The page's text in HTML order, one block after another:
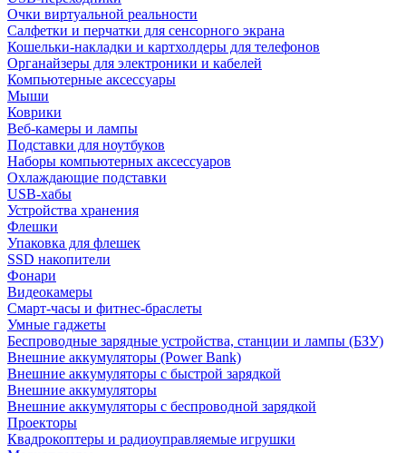
Очки виртуальной реальности
Салфетки и перчатки для сенсорного экрана
Кошельки-накладки и картхолдеры для телефонов
Органайзеры для электроники и кабелей
Компьютерные аксессуары
Мыши
Коврики
Веб-камеры и лампы
Подставки для ноутбуков
Наборы компьютерных аксессуаров
Охлаждающие подставки
USB-хабы
Устройства хранения
Флешки
Упаковка для флешек
SSD накопители
Фонари
Видеокамеры
Смарт-часы и фитнес-браслеты
Умные гаджеты
Беспроводные зарядные устройства, станции и лампы (БЗУ)
Внешние аккумуляторы (Power Bank)
Внешние аккумуляторы с быстрой зарядкой
Внешние аккумуляторы
Внешние аккумуляторы с беспроводной зарядкой
Проекторы
Квадрокоптеры и радиоуправляемые игрушки